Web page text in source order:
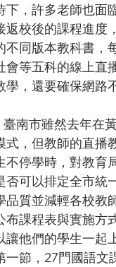
，許多老師也
返校後的課程進
同版本教科書
等五科的線上直
，還要確保網路
，但教師的直
停學時，對教
可以排定全市統
質並減輕各校
課程表與實施
他們的學生一
節，27門國語